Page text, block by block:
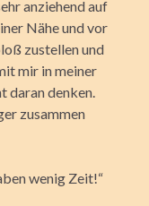
anziehend auf
Nähe und vor
zustellen und
mir in meiner
daran denken.
zusammen
wenig Zeit!“